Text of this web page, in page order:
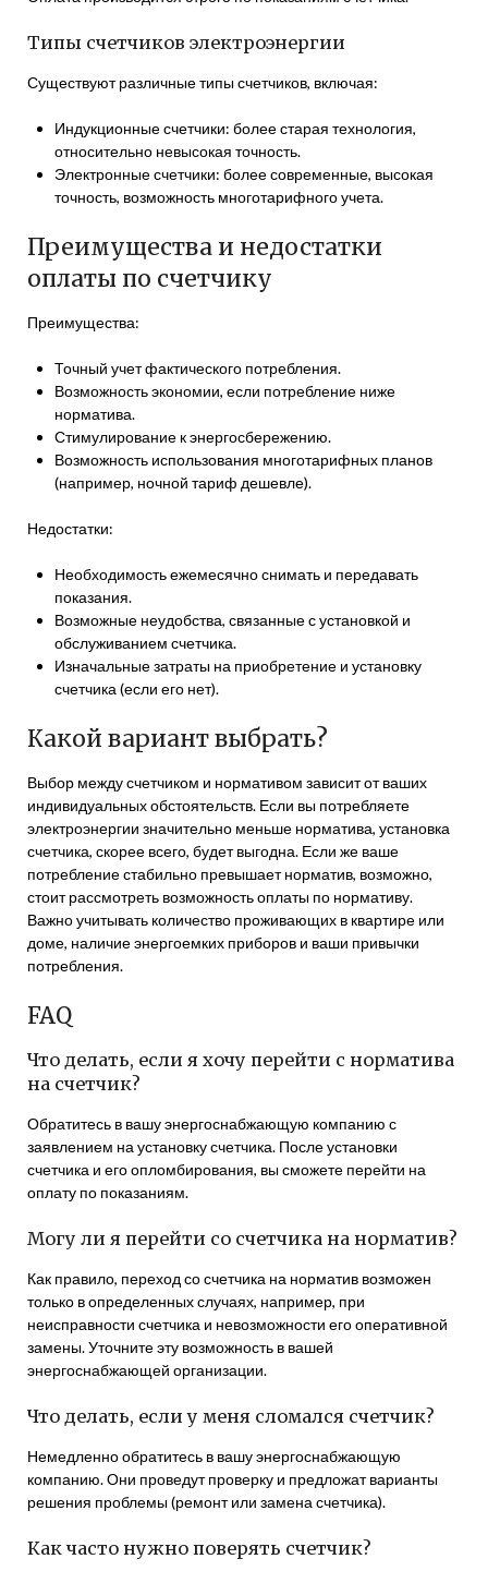
Типы счетчиков электроэнергии
Существуют различные типы счетчиков, включая:
Индукционные счетчики: более старая технология,
относительно невысокая точность.
Электронные счетчики: более современные, высокая
точность, возможность многотарифного учета.
Преимущества и недостатки
оплаты по счетчику
Преимущества:
Точный учет фактического потребления.
Возможность экономии, если потребление ниже
норматива.
Стимулирование к энергосбережению.
Возможность использования многотарифных планов
(например, ночной тариф дешевле).
Недостатки:
Необходимость ежемесячно снимать и передавать
показания.
Возможные неудобства, связанные с установкой и
обслуживанием счетчика.
Изначальные затраты на приобретение и установку
счетчика (если его нет).
Какой вариант выбрать?
Выбор между счетчиком и нормативом зависит от ваших
индивидуальных обстоятельств. Если вы потребляете
электроэнергии значительно меньше норматива, установка
счетчика, скорее всего, будет выгодна. Если же ваше
потребление стабильно превышает норматив, возможно,
стоит рассмотреть возможность оплаты по нормативу.
Важно учитывать количество проживающих в квартире или
доме, наличие энергоемких приборов и ваши привычки
потребления.
FAQ
Что делать, если я хочу перейти с норматива
на счетчик?
Обратитесь в вашу энергоснабжающую компанию с
заявлением на установку счетчика. После установки
счетчика и его опломбирования, вы сможете перейти на
оплату по показаниям.
Могу ли я перейти со счетчика на норматив?
Как правило, переход со счетчика на норматив возможен
только в определенных случаях, например, при
неисправности счетчика и невозможности его оперативной
замены. Уточните эту возможность в вашей
энергоснабжающей организации.
Что делать, если у меня сломался счетчик?
Немедленно обратитесь в вашу энергоснабжающую
компанию. Они проведут проверку и предложат варианты
решения проблемы (ремонт или замена счетчика).
Как часто нужно поверять счетчик?